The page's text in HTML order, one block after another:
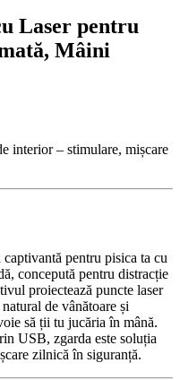
Laser pentru
Mâini
interior – stimulare, mișcare
pentru pisica ta cu
concepută pentru distracție
proiectează puncte laser
de vânătoare și
să ții tu jucăria în mână.
USB, zgarda este soluția
zilnică în siguranță.